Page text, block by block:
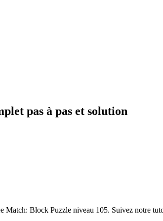
pas à pas et solution
Match: Block Puzzle niveau 105. Suivez notre